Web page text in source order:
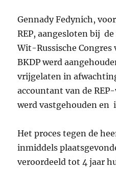
Gennady Fedynich,
REP, aangesloten bij
Wit-Russische Congres
BKDP werd
vrijgelaten in
accountant van de
werd vastgehouden en
Het proces tegen de
inmiddels
veroordeeld tot 4 jaar